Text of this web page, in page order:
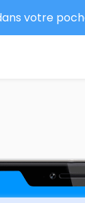
votre